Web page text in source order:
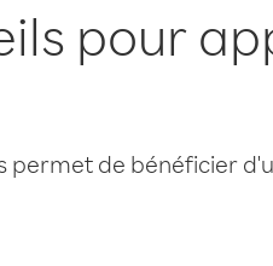
pour
permet de bénéficier